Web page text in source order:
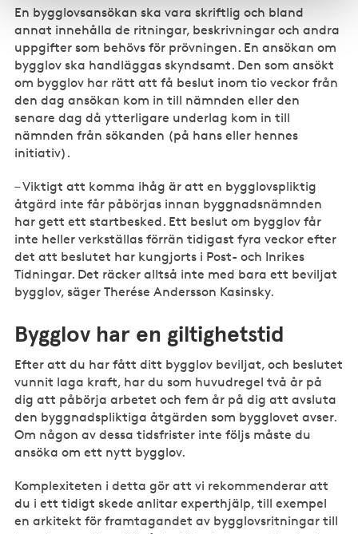
En bygglovsansökan ska vara skriftlig och bland
annat innehålla de ritningar, beskrivningar och andra
uppgifter som behövs för prövningen. En ansökan om
bygglov ska handläggas skyndsamt. Den som ansökt
om bygglov har rätt att få beslut inom tio veckor från
den dag ansökan kom in till nämnden eller den
senare dag då ytterligare underlag kom in till
nämnden från sökanden (på hans eller hennes
initiativ).
– Viktigt att komma ihåg är att en bygglovspliktig
åtgärd inte får påbörjas innan byggnadsnämnden
har gett ett startbesked. Ett beslut om bygglov får
inte heller verkställas förrän tidigast fyra veckor efter
det att beslutet har kungjorts i Post- och Inrikes
Tidningar. Det räcker alltså inte med bara ett beviljat
bygglov, säger Therése Andersson Kasinsky.
Bygglov har en giltighetstid
Efter att du har fått ditt bygglov beviljat, och beslutet
vunnit laga kraft, har du som huvudregel två år på
dig att påbörja arbetet och fem år på dig att avsluta
den byggnadspliktiga åtgärden som bygglovet avser.
Om någon av dessa tidsfrister inte följs måste du
ansöka om ett nytt bygglov.
Komplexiteten i detta gör att vi rekommenderar att
du i ett tidigt skede anlitar experthjälp, till exempel
en arkitekt för framtagandet av bygglovsritningar till